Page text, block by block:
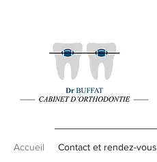
Accueil Contact et rendez-vous